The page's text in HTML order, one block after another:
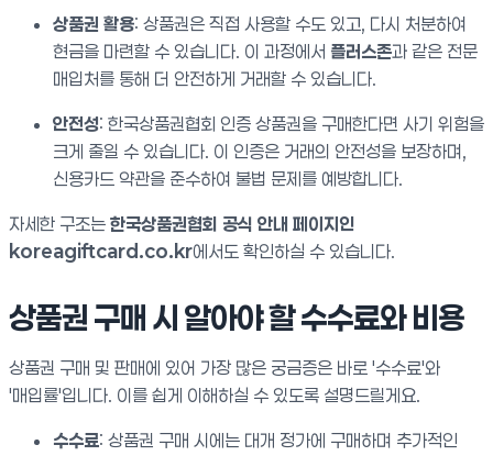
상품권 활용: 상품권은 직접 사용할 수도 있고, 다시 처분하여
현금을 마련할 수 있습니다. 이 과정에서 플러스존과 같은 전문
매입처를 통해 더 안전하게 거래할 수 있습니다.
안전성: 한국상품권협회 인증 상품권을 구매한다면 사기 위험을
크게 줄일 수 있습니다. 이 인증은 거래의 안전성을 보장하며,
신용카드 약관을 준수하여 불법 문제를 예방합니다.
자세한 구조는 한국상품권협회 공식 안내 페이지인
koreagiftcard.co.kr에서도 확인하실 수 있습니다.
상품권 구매 시 알아야 할 수수료와 비용
상품권 구매 및 판매에 있어 가장 많은 궁금증은 바로 '수수료'와
'매입률'입니다. 이를 쉽게 이해하실 수 있도록 설명드릴게요.
수수료: 상품권 구매 시에는 대개 정가에 구매하며 추가적인